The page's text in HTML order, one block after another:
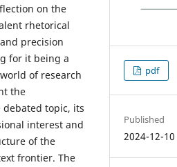
on the
rhetorical
precision
for it being a
of research
the
topic, its
interest and
of the
frontier. The
pdf
Published
2024-12-10